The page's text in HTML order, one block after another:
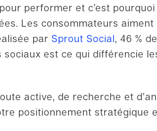
performer et c’est pourquoi
Les consommateurs
par Sprout Social, 46 %
sociaux est ce qui différencie
active, de recherche et
positionnement stratégique